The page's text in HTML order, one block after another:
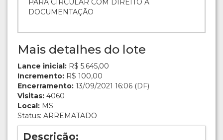
PARA CIRCULAR COM DIREITO A
DOCUMENTAÇÃO
Mais detalhes do lote
Lance inicial: R$ 5.645,00
Incremento: R$ 100,00
Encerramento: 13/09/2021 16:06 (DF)
Visitas: 4060
Local: MS
Status: ARREMATADO
Descrição: